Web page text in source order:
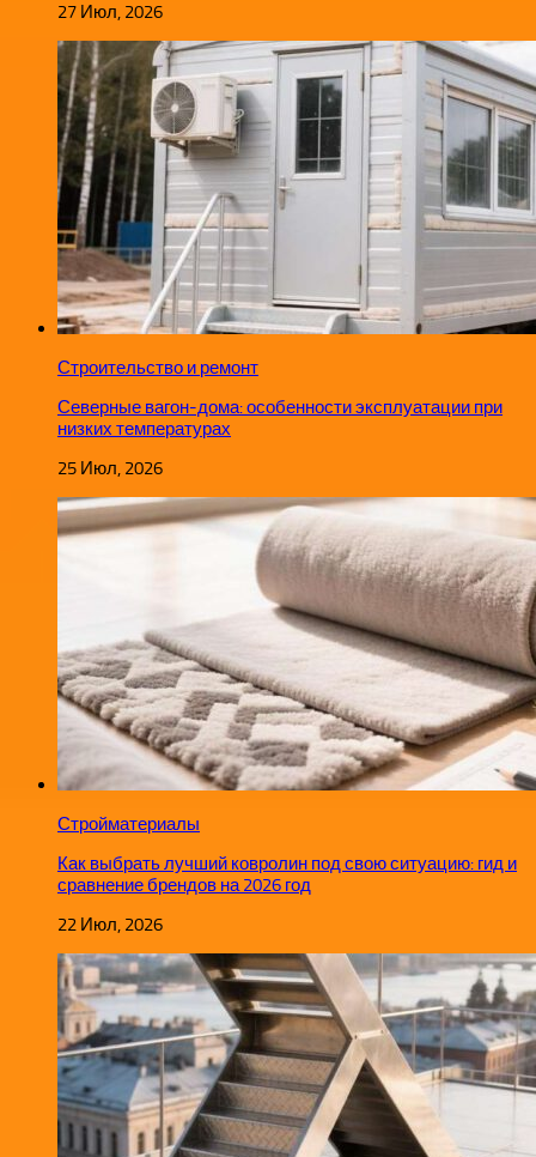
27 Июл, 2026
Строительство и ремонт
Северные вагон-дома: особенности эксплуатации при
низких температурах
25 Июл, 2026
Стройматериалы
Как выбрать лучший ковролин под свою ситуацию: гид и
сравнение брендов на 2026 год
22 Июл, 2026